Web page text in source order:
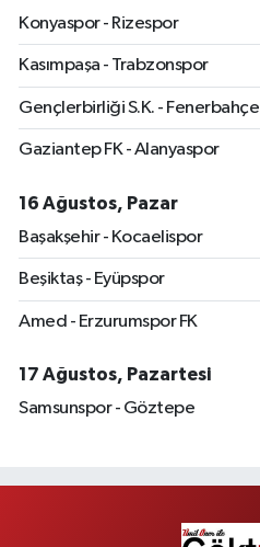
Konyaspor - Rizespor
Kasımpaşa - Trabzonspor
Gençlerbirliği S.K. - Fenerbahçe
Gaziantep FK - Alanyaspor
16 Ağustos, Pazar
Başakşehir - Kocaelispor
Beşiktaş - Eyüpspor
Amed - Erzurumspor FK
17 Ağustos, Pazartesi
Samsunspor - Göztepe